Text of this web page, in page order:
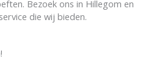
Bezoek ons in Hillegom en
die wij bieden.